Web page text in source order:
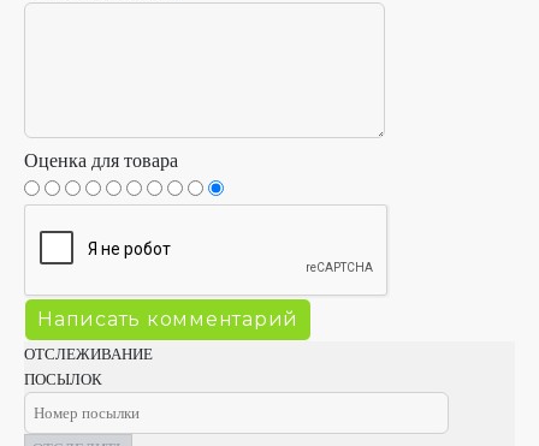
ОТСЛЕЖИВАНИЕ
ПОСЫЛОК
Оценка для товара